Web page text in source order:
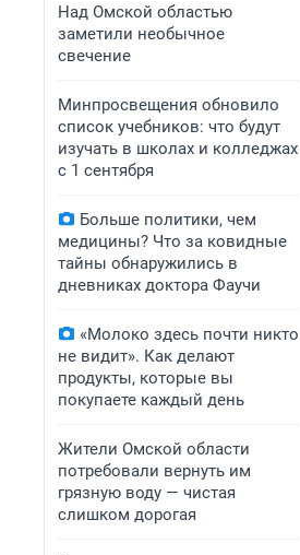
Над Омской областью
заметили необычное
свечение
Минпросвещения обновило
список учебников: что будут
изучать в школах и колледжах
с 1 сентября
Больше политики, чем
медицины? Что за ковидные
тайны обнаружились в
дневниках доктора Фаучи
«Молоко здесь почти никто
не видит». Как делают
продукты, которые вы
покупаете каждый день
Жители Омской области
потребовали вернуть им
грязную воду — чистая
слишком дорогая